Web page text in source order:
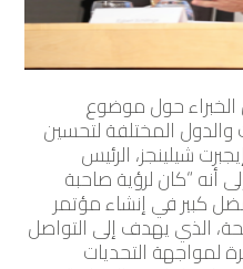
حول موضوع
والدول المختلفة لتحسين
شيلينجز، الرئيس
أنه “كان لرؤية صاحبة
كبير في إنشاء مؤتمر
الذي يهدف إلى التواصل
لمواجهة التحديات